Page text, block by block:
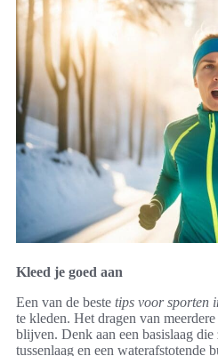
Kleed je goed aan
Een van de beste tips voor sporten
te kleden. Het dragen van
blijven. Denk aan een basislaag
tussenlaag en een waterafstotende